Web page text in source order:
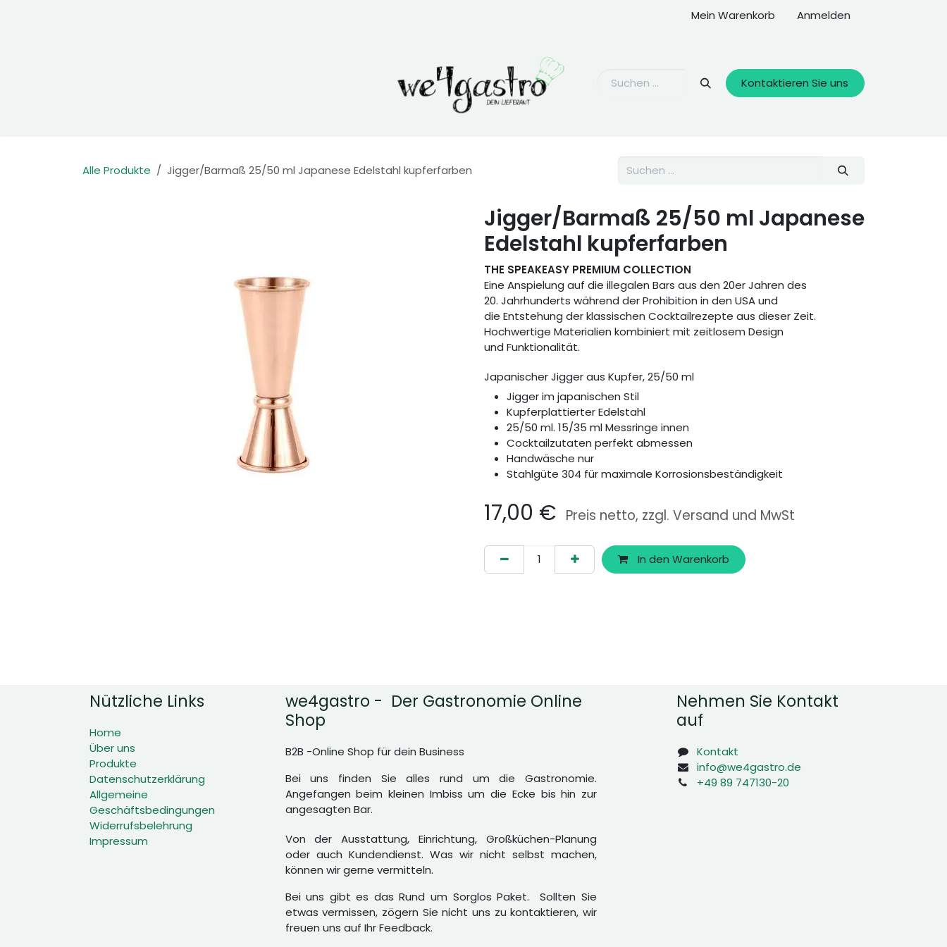
Mein Warenkorb Anmelden
Kontaktieren Sie uns
Alle Produkte Jigger/Barmaß 25/50 ml Japanese Edelstahl kupferfarben
Jigger/Barmaß 25/50 ml Japanese
Edelstahl kupferfarben
THE SPEAKEASY PREMIUM COLLECTION
Eine Anspielung auf die illegalen Bars aus den 20er Jahren des
20. Jahrhunderts während der Prohibition in den USA und
die Entstehung der klassischen Cocktailrezepte aus dieser Zeit.
Hochwertige Materialien kombiniert mit zeitlosem Design
und Funktionalität.
Japanischer Jigger aus Kupfer, 25/50 ml
Jigger im japanischen Stil
Kupferplattierter Edelstahl
25/50 ml. 15/35 ml Messringe innen
Cocktailzutaten perfekt abmessen
Handwäsche nur
Stahlgüte 304 für maximale Korrosionsbeständigkeit
17,00 € Preis netto, zzgl. Versand und MwSt
In den Warenkorb
Nützliche Links
Home
Über uns
Produkte
Datenschutzerklärung
Allgemeine
Geschäftsbedingungen
Widerrufsbelehrung
Impressum
we4gastro - Der Gastronomie Online
Shop
B2B -Online Shop für dein Business
Bei uns finden Sie alles rund um die Gastronomie.
Angefangen beim kleinen Imbiss um die Ecke bis hin zur
angesagten Bar.
Von der Ausstattung, Einrichtung, Großküchen-Planung
oder auch Kundendienst. Was wir nicht selbst machen,
können wir gerne vermitteln.
Bei uns gibt es das Rund um Sorglos Paket. Sollten Sie
etwas vermissen, zögern Sie nicht uns zu kontaktieren, wir
freuen uns auf Ihr Feedback.
Nehmen Sie Kontakt
auf
Kontakt
info@we4gastro.de
+49 89 747130-20